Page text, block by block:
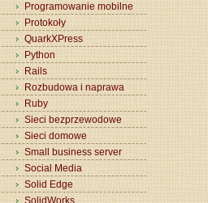
Programowanie mobilne
Protokoły
QuarkXPress
Python
Rails
Rozbudowa i naprawa
Ruby
Sieci bezprzewodowe
Sieci domowe
Small business server
Social Media
Solid Edge
SolidWorks